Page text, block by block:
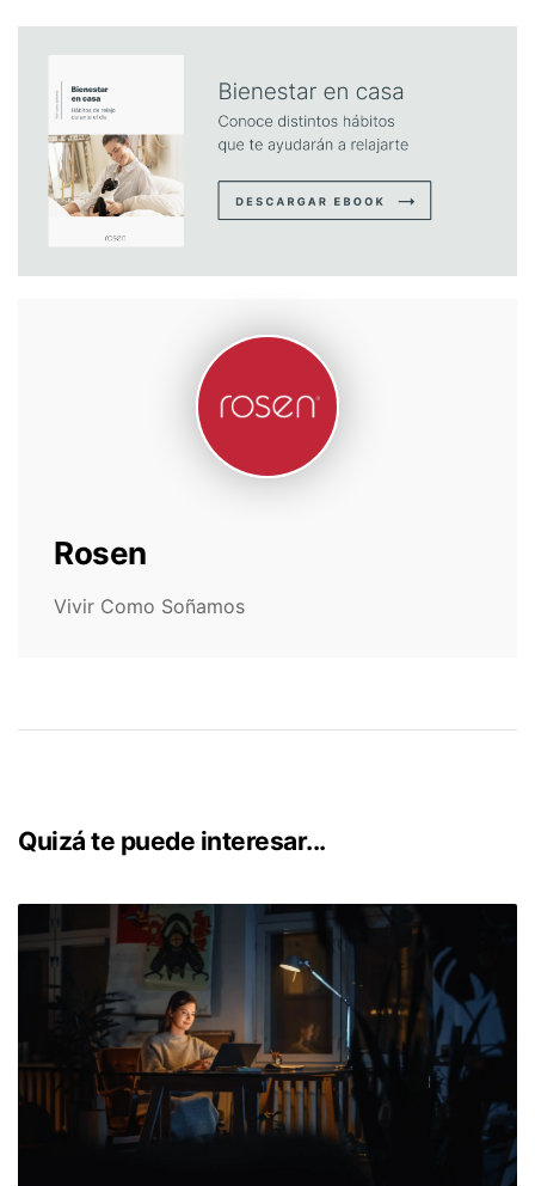
Rosen
Vivir Como Soñamos
Quizá te puede interesar...